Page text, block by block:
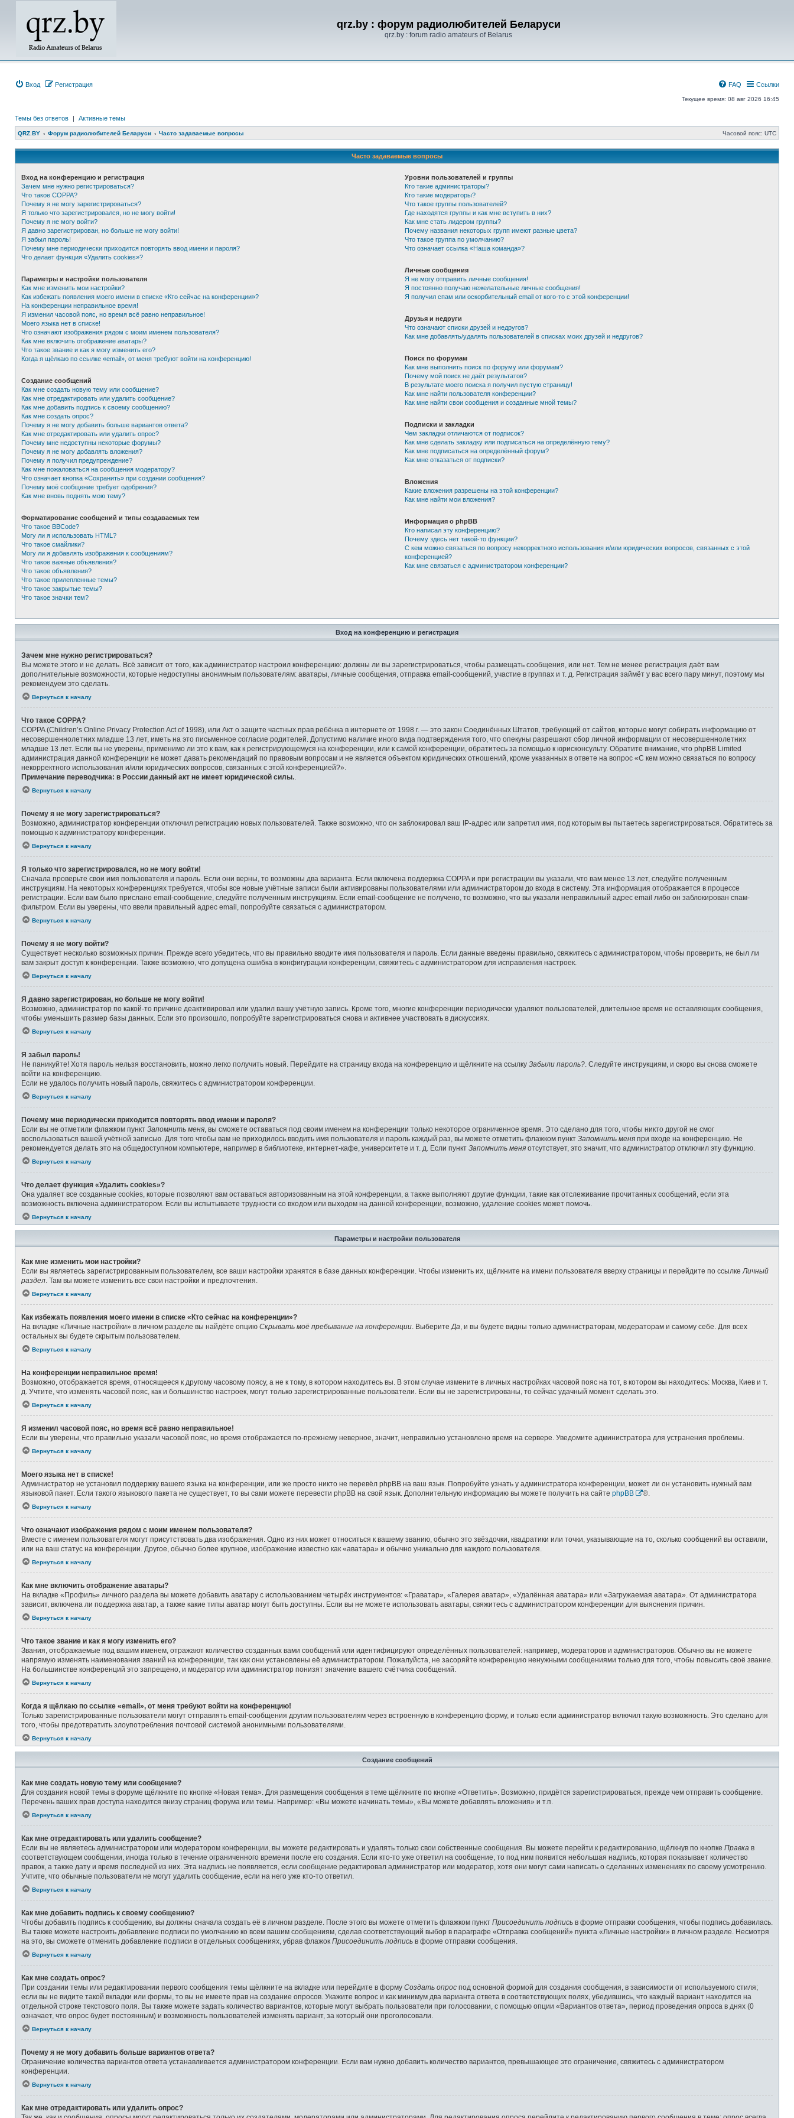
qrz.by : форум радиолюбителей Беларуси
qrz.by : forum radio amateurs of Belarus
Вход Регистрация Ссылки
FAQ
Текущее время: 08 авг 2026 16:45
Темы без ответов | Активные темы
QRZ.BY Форум радиолюбителей Беларуси Часто задаваемые вопросы Часовой пояс: UTC
Часто задаваемые вопросы
Вход на конференцию и регистрация
Зачем мне нужно регистрироваться?
Что такое COPPA?
Почему я не могу зарегистрироваться?
Я только что зарегистрировался, но не могу войти!
Почему я не могу войти?
Я давно зарегистрирован, но больше не могу войти!
Я забыл пароль!
Почему мне периодически приходится повторять ввод имени и пароля?
Что делает функция «Удалить cookies»?
Параметры и настройки пользователя
Как мне изменить мои настройки?
Как избежать появления моего имени в списке «Кто сейчас на конференции»?
На конференции неправильное время!
Я изменил часовой пояс, но время всё равно неправильное!
Моего языка нет в списке!
Что означают изображения рядом с моим именем пользователя?
Как мне включить отображение аватары?
Что такое звание и как я могу изменить его?
Когда я щёлкаю по ссылке «email», от меня требуют войти на конференцию!
Создание сообщений
Как мне создать новую тему или сообщение?
Как мне отредактировать или удалить сообщение?
Как мне добавить подпись к своему сообщению?
Как мне создать опрос?
Почему я не могу добавить больше вариантов ответа?
Как мне отредактировать или удалить опрос?
Почему мне недоступны некоторые форумы?
Почему я не могу добавлять вложения?
Почему я получил предупреждение?
Как мне пожаловаться на сообщения модератору?
Что означает кнопка «Сохранить» при создании сообщения?
Почему моё сообщение требует одобрения?
Как мне вновь поднять мою тему?
Форматирование сообщений и типы создаваемых тем
Что такое BBCode?
Могу ли я использовать HTML?
Что такое смайлики?
Могу ли я добавлять изображения к сообщениям?
Что такое важные объявления?
Что такое объявления?
Что такое прилепленные темы?
Что такое закрытые темы?
Что такое значки тем?
Уровни пользователей и группы
Кто такие администраторы?
Кто такие модераторы?
Что такое группы пользователей?
Где находятся группы и как мне вступить в них?
Как мне стать лидером группы?
Почему названия некоторых групп имеют разные цвета?
Что такое группа по умолчанию?
Что означает ссылка «Наша команда»?
Личные сообщения
Я не могу отправить личные сообщения!
Я постоянно получаю нежелательные личные сообщения!
Я получил спам или оскорбительный email от кого-то с этой конференции!
Друзья и недруги
Что означают списки друзей и недругов?
Как мне добавлять/удалять пользователей в списках моих друзей и недругов?
Поиск по форумам
Как мне выполнить поиск по форуму или форумам?
Почему мой поиск не даёт результатов?
В результате моего поиска я получил пустую страницу!
Как мне найти пользователя конференции?
Как мне найти свои сообщения и созданные мной темы?
Подписки и закладки
Чем закладки отличаются от подписок?
Как мне сделать закладку или подписаться на определённую тему?
Как мне подписаться на определённый форум?
Как мне отказаться от подписки?
Вложения
Какие вложения разрешены на этой конференции?
Как мне найти мои вложения?
Информация о phpBB
Кто написал эту конференцию?
Почему здесь нет такой-то функции?
С кем можно связаться по вопросу некорректного использования и/или юридических вопросов, связанных с этой
конференцией?
Как мне связаться с администратором конференции?
Вход на конференцию и регистрация
Зачем мне нужно регистрироваться?
Вы можете этого и не делать. Всё зависит от того, как администратор настроил конференцию: должны ли вы зарегистрироваться, чтобы размещать сообщения, или нет. Тем не менее регистрация даёт вам
дополнительные возможности, которые недоступны анонимным пользователям: аватары, личные сообщения, отправка email-сообщений, участие в группах и т. д. Регистрация займёт у вас всего пару минут, поэтому мы
рекомендуем это сделать.
Вернуться к началу
Что такое COPPA?
COPPA (Children’s Online Privacy Protection Act of 1998), или Акт о защите частных прав ребёнка в интернете от 1998 г. — это закон Соединённых Штатов, требующий от сайтов, которые могут собирать информацию от
несовершеннолетних младше 13 лет, иметь на это письменное согласие родителей. Допустимо наличие иного вида подтверждения того, что опекуны разрешают сбор личной информации от несовершеннолетних
младше 13 лет. Если вы не уверены, применимо ли это к вам, как к регистрирующемуся на конференции, или к самой конференции, обратитесь за помощью к юрисконсульту. Обратите внимание, что phpBB Limited
администрация данной конференции не может давать рекомендаций по правовым вопросам и не является объектом юридических отношений, кроме указанных в ответе на вопрос «С кем можно связаться по вопросу
некорректного использования и/или юридических вопросов, связанных с этой конференцией?».
Примечание переводчика: в России данный акт не имеет юридической силы.
Вернуться к началу
Почему я не могу зарегистрироваться?
Возможно, администратор конференции отключил регистрацию новых пользователей. Также возможно, что он заблокировал ваш IP-адрес или запретил имя, под которым вы пытаетесь зарегистрироваться. Обратитесь за
помощью к администратору конференции.
Вернуться к началу
Я только что зарегистрировался, но не могу войти!
Сначала проверьте свои имя пользователя и пароль. Если они верны, то возможны два варианта. Если включена поддержка COPPA и при регистрации вы указали, что вам менее 13 лет, следуйте полученным
инструкциям. На некоторых конференциях требуется, чтобы все новые учётные записи были активированы пользователями или администратором до входа в систему. Эта информация отображается в процессе
регистрации. Если вам было прислано email-сообщение, следуйте полученным инструкциям. Если email-сообщение не получено, то возможно, что вы указали неправильный адрес email либо он заблокирован спам-
фильтром. Если вы уверены, что ввели правильный адрес email, попробуйте связаться с администратором.
Вернуться к началу
Почему я не могу войти?
Существует несколько возможных причин. Прежде всего убедитесь, что вы правильно вводите имя пользователя и пароль. Если данные введены правильно, свяжитесь с администратором, чтобы проверить, не был ли
вам закрыт доступ к конференции. Также возможно, что допущена ошибка в конфигурации конференции, свяжитесь с администратором для исправления настроек.
Вернуться к началу
Я давно зарегистрирован, но больше не могу войти!
Возможно, администратор по какой-то причине деактивировал или удалил вашу учётную запись. Кроме того, многие конференции периодически удаляют пользователей, длительное время не оставляющих сообщения,
чтобы уменьшить размер базы данных. Если это произошло, попробуйте зарегистрироваться снова и активнее участвовать в дискуссиях.
Вернуться к началу
Я забыл пароль!
Не паникуйте! Хотя пароль нельзя восстановить, можно легко получить новый. Перейдите на страницу входа на конференцию и щёлкните на ссылку Забыли пароль? . Следуйте инструкциям, и скоро вы снова сможете
войти на конференцию.
Если не удалось получить новый пароль, свяжитесь с администратором конференции.
Вернуться к началу
Почему мне периодически приходится повторять ввод имени и пароля?
Если вы не отметили флажком пункт Запомнить меня , вы сможете оставаться под своим именем на конференции только некоторое ограниченное время. Это сделано для того, чтобы никто другой не смог
воспользоваться вашей учётной записью. Для того чтобы вам не приходилось вводить имя пользователя и пароль каждый раз, вы можете отметить флажком пункт Запомнить меня при входе на конференцию. Не
рекомендуется делать это на общедоступном компьютере, например в библиотеке, интернет-кафе, университете и т. д. Если пункт Запомнить меня отсутствует, это значит, что администратор отключил эту функцию.
Вернуться к началу
Что делает функция «Удалить cookies»?
Она удаляет все созданные cookies, которые позволяют вам оставаться авторизованным на этой конференции, а также выполняют другие функции, такие как отслеживание прочитанных сообщений, если эта
возможность включена администратором. Если вы испытываете трудности со входом или выходом на данной конференции, возможно, удаление cookies может помочь.
Вернуться к началу
Параметры и настройки пользователя
Как мне изменить мои настройки?
Если вы являетесь зарегистрированным пользователем, все ваши настройки хранятся в базе данных конференции. Чтобы изменить их, щёлкните на имени пользователя вверху страницы и перейдите по ссылке Личный
раздел . Там вы можете изменить все свои настройки и предпочтения.
Вернуться к началу
Как избежать появления моего имени в списке «Кто сейчас на конференции»?
На вкладке «Личные настройки» в личном разделе вы найдёте опцию Скрывать моё пребывание на конференции . Выберите Да , и вы будете видны только администраторам, модераторам и самому себе. Для всех
остальных вы будете скрытым пользователем.
Вернуться к началу
На конференции неправильное время!
Возможно, отображается время, относящееся к другому часовому поясу, а не к тому, в котором находитесь вы. В этом случае измените в личных настройках часовой пояс на тот, в котором вы находитесь: Москва, Киев и т.
д. Учтите, что изменять часовой пояс, как и большинство настроек, могут только зарегистрированные пользователи. Если вы не зарегистрированы, то сейчас удачный момент сделать это.
Вернуться к началу
Я изменил часовой пояс, но время всё равно неправильное!
Если вы уверены, что правильно указали часовой пояс, но время отображается по-прежнему неверное, значит, неправильно установлено время на сервере. Уведомите администратора для устранения проблемы.
Вернуться к началу
Моего языка нет в списке!
Администратор не установил поддержку вашего языка на конференции, или же просто никто не перевёл phpBB на ваш язык. Попробуйте узнать у администратора конференции, может ли он установить нужный вам
языковой пакет. Если такого языкового пакета не существует, то вы сами можете перевести phpBB на свой язык. Дополнительную информацию вы можете получить на сайте phpBB ®.
Вернуться к началу
Что означают изображения рядом с моим именем пользователя?
Вместе с именем пользователя могут присутствовать два изображения. Одно из них может относиться к вашему званию, обычно это звёздочки, квадратики или точки, указывающие на то, сколько сообщений вы оставили,
или на ваш статус на конференции. Другое, обычно более крупное, изображение известно как «аватара» и обычно уникально для каждого пользователя.
Вернуться к началу
Как мне включить отображение аватары?
На вкладке «Профиль» личного раздела вы можете добавить аватару с использованием четырёх инструментов: «Граватар», «Галерея аватар», «Удалённая аватара» или «Загружаемая аватара». От администратора
зависит, включена ли поддержка аватар, а также какие типы аватар могут быть доступны. Если вы не можете использовать аватары, свяжитесь с администратором конференции для выяснения причин.
Вернуться к началу
Что такое звание и как я могу изменить его?
Звания, отображаемые под вашим именем, отражают количество созданных вами сообщений или идентифицируют определённых пользователей: например, модераторов и администраторов. Обычно вы не можете
напрямую изменять наименования званий на конференции, так как они установлены её администратором. Пожалуйста, не засоряйте конференцию ненужными сообщениями только для того, чтобы повысить своё звание.
На большинстве конференций это запрещено, и модератор или администратор понизят значение вашего счётчика сообщений.
Вернуться к началу
Когда я щёлкаю по ссылке «email», от меня требуют войти на конференцию!
Только зарегистрированные пользователи могут отправлять email-сообщения другим пользователям через встроенную в конференцию форму, и только если администратор включил такую возможность. Это сделано для
того, чтобы предотвратить злоупотребления почтовой системой анонимными пользователями.
Вернуться к началу
Создание сообщений
Как мне создать новую тему или сообщение?
Для создания новой темы в форуме щёлкните по кнопке «Новая тема». Для размещения сообщения в теме щёлкните по кнопке «Ответить». Возможно, придётся зарегистрироваться, прежде чем отправить сообщение.
Перечень ваших прав доступа находится внизу страниц форума или темы. Например: «Вы можете начинать темы», «Вы можете добавлять вложения» и т.п.
Вернуться к началу
Как мне отредактировать или удалить сообщение?
Если вы не являетесь администратором или модератором конференции, вы можете редактировать и удалять только свои собственные сообщения. Вы можете перейти к редактированию, щёлкнув по кнопке Правка в
соответствующем сообщении, иногда только в течение ограниченного времени после его создания. Если кто-то уже ответил на сообщение, то под ним появится небольшая надпись, которая показывает количество
правок, а также дату и время последней из них. Эта надпись не появляется, если сообщение редактировал администратор или модератор, хотя они могут сами написать о сделанных изменениях по своему усмотрению.
Учтите, что обычные пользователи не могут удалить сообщение, если на него уже кто-то ответил.
Вернуться к началу
Как мне добавить подпись к своему сообщению?
Чтобы добавить подпись к сообщению, вы должны сначала создать её в личном разделе. После этого вы можете отметить флажком пункт Присоединить подпись в форме отправки сообщения, чтобы подпись добавилась.
Вы также можете настроить добавление подписи по умолчанию ко всем вашим сообщениям, сделав соответствующий выбор в параграфе «Отправка сообщений» пункта «Личные настройки» в личном разделе. Несмотря
на это, вы сможете отменить добавление подписи в отдельных сообщениях, убрав флажок Присоединить подпись в форме отправки сообщения.
Вернуться к началу
Как мне создать опрос?
При создании темы или редактировании первого сообщения темы щёлкните на вкладке или перейдите в форму Создать опрос под основной формой для создания сообщения, в зависимости от используемого стиля;
если вы не видите такой вкладки или формы, то вы не имеете прав на создание опросов. Укажите вопрос и как минимум два варианта ответа в соответствующих полях, убедившись, что каждый вариант находится на
отдельной строке текстового поля. Вы также можете задать количество вариантов, которые могут выбрать пользователи при голосовании, с помощью опции «Вариантов ответа», период проведения опроса в днях (0
означает, что опрос будет постоянным) и возможность пользователей изменять вариант, за который они проголосовали.
Вернуться к началу
Почему я не могу добавить больше вариантов ответа?
Ограничение количества вариантов ответа устанавливается администратором конференции. Если вам нужно добавить количество вариантов, превышающее это ограничение, свяжитесь с администратором
конференции.
Вернуться к началу
Как мне отредактировать или удалить опрос?